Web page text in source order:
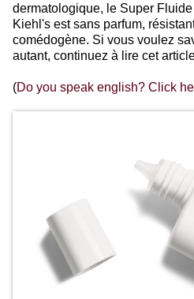
dermatologique, le Super
Kiehl's est sans parfum,
comédogène. Si vous voulez
autant, continuez à lire cet
(Do you speak english? Click